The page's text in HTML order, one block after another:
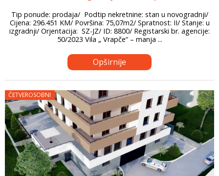
Tip ponude: prodaja/ Podtip nekretnine: stan u novogradnji/
Cijena: 296.451 KM/ Površina: 75,07m2/ Spratnost: II/ Stanje: u
izgradnji/ Orjentacija: SZ-JZ/ ID: 8800/ Registarski br. agencije:
50/2023 Vila „ Vrapče“ – manja ...
Opširnije
ČETVEROSOBNI